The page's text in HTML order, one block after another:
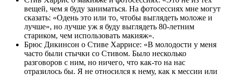
вещей, чем я буду заниматься. На фотосессиях мне могут
сказать: «Одень это или то, чтобы выглядеть моложе и
лучше», но лучше уж я буду выглядеть 80-летним
стариком, чем использовать макияж».
Брюс Дикинсон о Стиве Харрисе: «В молодости у меня
часто были стычки со Стивом. Было несколько
разговоров с ним, но ничего, что как-то на нас
отразилось бы. Я не относился к нему, как к мессии или